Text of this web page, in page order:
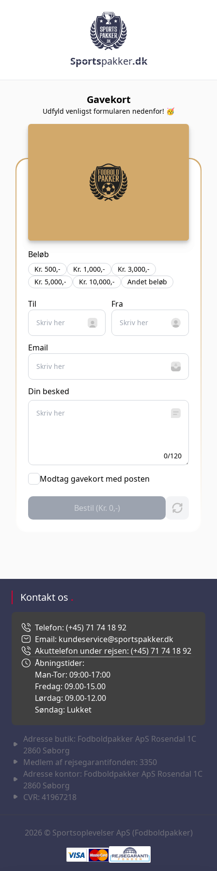
Sportspakker.dk
Beløb
Kr. 500,- Kr. 1,000,-
Kr. 3,000,-
Kr. 5,000,-
Kr. 10,000,- Andet beløb
Til Fra
Email
Din besked
0/120
Modtag gavekort med posten
Bestil (Kr. 0,-)
Gavekort
Udfyld venligst formularen nedenfor! 🥳
Kontakt os .
Telefon: (+45) 71 74 18 92
Email: kundeservice@sportspakker.dk
Akuttelefon under rejsen: (+45) 71 74 18 92
Åbningstider:
Man-Tor: 09:00-17:00
Fredag: 09.00-15.00
Lørdag: 09.00-12.00
Søndag: Lukket
Adresse butik: Fodboldpakker ApS Rosendal 1C
2860 Søborg
Medlem af rejsegarantifonden: 3350
Adresse kontor: Fodboldpakker ApS Rosendal 1C
2860 Søborg
CVR: 41967218
2026 © Sportsoplevelser ApS (Fodboldpakker)